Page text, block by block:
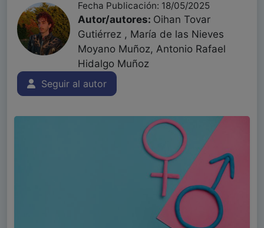
Fecha Publicación: 18/05/2025
Autor/autores: Oihan Tovar
Gutiérrez , María de las Nieves
Moyano Muñoz, Antonio Rafael
Hidalgo Muñoz
Seguir al autor